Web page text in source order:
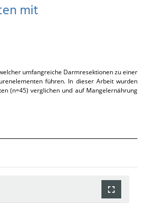
mit
umfangreiche Darmresektionen zu einer
führen. In dieser Arbeit wurden
(n=45) verglichen und auf Mangelernährung